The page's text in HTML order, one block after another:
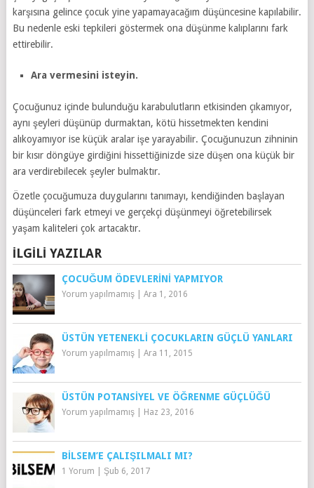
karşısına gelince çocuk yine yapamayacağım düşüncesine kapılabilir.
Bu nedenle eski tepkileri göstermek ona düşünme kalıplarını fark
ettirebilir.
Ara vermesini isteyin.
Çocuğunuz içinde bulunduğu karabulutların etkisinden çıkamıyor,
aynı şeyleri düşünüp durmaktan, kötü hissetmekten kendini
alıkoyamıyor ise küçük aralar işe yarayabilir. Çocuğunuzun zihninin
bir kısır döngüye girdiğini hissettiğinizde size düşen ona küçük bir
ara verdirebilecek şeyler bulmaktır.
Özetle çocuğumuza duygularını tanımayı, kendiğinden başlayan
düşünceleri fark etmeyi ve gerçekçi düşünmeyi öğretebilirsek
yaşam kaliteleri çok artacaktır.
İLGILI YAZILAR
ÇOCUĞUM ÖDEVLERINI YAPMIYOR
Yorum yapılmamış| Ara 1, 2016
ÜSTÜN YETENEKLI ÇOCUKLARIN GÜÇLÜ YANLARI
Yorum yapılmamış| Ara 11, 2015
ÜSTÜN POTANSIYEL VE ÖĞRENME GÜÇLÜĞÜ
Yorum yapılmamış| Haz 23, 2016
BILSEM’E ÇALIŞILMALI MI?
1 Yorum Şub 6, 2017